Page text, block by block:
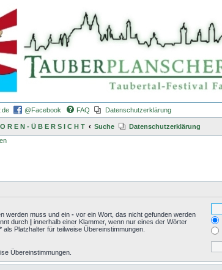
@Facebook FAQ Datenschutzerklärung
R E N - Ü B E R S I C H T Suche
Datenschutzerklärung
werden muss und ein - vor ein Wort, das nicht gefunden werden
durch | innerhalb einer Klammer, wenn nur eines der Wörter
Platzhalter für teilweise Übereinstimmungen.
Übereinstimmungen.